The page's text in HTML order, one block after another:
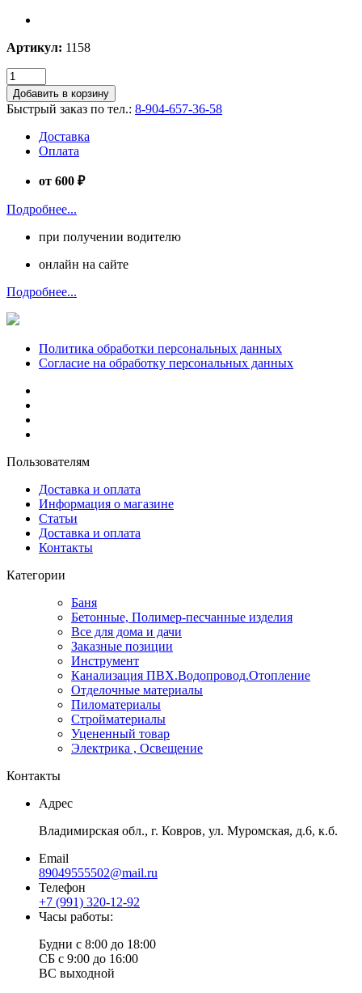
Артикул: 1158
Добавить в корзину
Быстрый заказ по тел.: 8-904-657-36-58
Доставка
Оплата
от 600 ₽
Подробнее...
при получении водителю
онлайн на сайте
Подробнее...
Политика обработки персональных данных
Согласие на обработку персональных данных
Пользователям
Доставка и оплата
Информация о магазине
Статьи
Доставка и оплата
Контакты
Категории
Баня
Бетонные, Полимер-песчанные изделия
Все для дома и дачи
Заказные позиции
Инструмент
Канализация ПВХ.Водопровод.Отопление
Отделочные материалы
Пиломатериалы
Стройматериалы
Уцененный товар
Электрика , Освещение
Контакты
Адрес
Владимирская обл., г. Ковров, ул. Муромская, д.6, к.б.
Email
89049555502@mail.ru
Телефон
+7 (991) 320-12-92
Часы работы:
Будни с 8:00 до 18:00
СБ с 9:00 до 16:00
ВС выходной